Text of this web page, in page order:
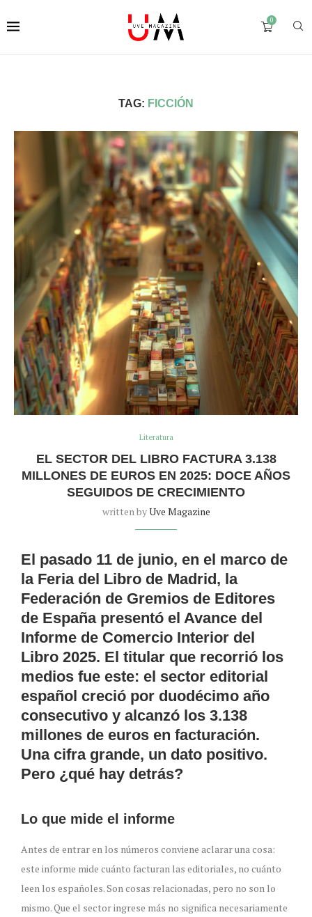
0
TAG: FICCIÓN
Literatura
EL SECTOR DEL LIBRO FACTURA 3.138
MILLONES DE EUROS EN 2025: DOCE AÑOS
SEGUIDOS DE CRECIMIENTO
written byUve Magazine
El pasado 11 de junio, en el marco de
la Feria del Libro de Madrid, la
Federación de Gremios de Editores
de España presentó el Avance del
Informe de Comercio Interior del
Libro 2025. El titular que recorrió los
medios fue este: el sector editorial
español creció por duodécimo año
consecutivo y alcanzó los 3.138
millones de euros en facturación.
Una cifra grande, un dato positivo.
Pero ¿qué hay detrás?
Lo que mide el informe
Antes de entrar en los números conviene aclarar una cosa:
este informe mide cuánto facturan las editoriales, no cuánto
leen los españoles. Son cosas relacionadas, pero no son lo
mismo. Que el sector ingrese más no significa necesariamente